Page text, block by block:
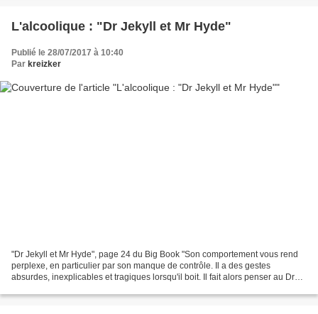
L'alcoolique : "Dr Jekyll et Mr Hyde"
Publié le 28/07/2017 à 10:40
Par kreizker
"Dr Jekyll et Mr Hyde", page 24 du Big Book "Son comportement vous rend
perplexe, en particulier par son manque de contrôle. Il a des gestes
absurdes, inexplicables et tragiques lorsqu'il boit. Il fait alors penser au Dr